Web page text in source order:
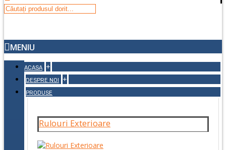
MENIU
ACASA +
DESPRE NOI +
PRODUSE
Rulouri Exterioare